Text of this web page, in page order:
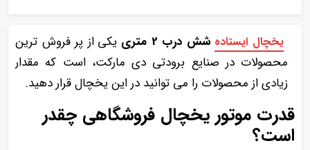
یخچال ایستاده شش درب 2 متری
یکی از پر فروش ترین
محصولات در صنایع برودتی دی مارکت، است که مقدار
زیادی از محصولات را می توانید در این یخچال قرار دهید.
قدرت موتور یخچال فروشگاهی چقدر
است؟